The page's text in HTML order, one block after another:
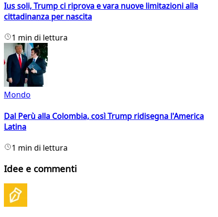
Ius soli, Trump ci riprova e vara nuove limitazioni alla
cittadinanza per nascita
1 min di lettura
Mondo
Dal Perù alla Colombia, così Trump ridisegna l'America
Latina
1 min di lettura
Idee e commenti